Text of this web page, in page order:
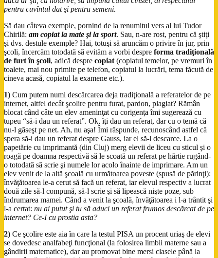
pentru cuvîntul dat şi pentru semeni.
Să dau câteva exemple, pornind de la renumitul vers al lui Tudor
Chirilă: am copiat la mate şi la sport. Sau, n-are rost, pentru că ştiţi
şi dvs. destule exemple? Hai, totuşi să aruncăm o privire în jur, prin
şcoli, încercăm totodată să evităm a vorbi despre forma tradiţională
de furt în şcoli, adică despre copiat (copiatul temelor, pe vremuri în
toalete, mai nou primite pe telefon, copiatul la lucrări, tema făcută de
cineva acasă, copiatul la examene etc.).
1) Cum putem numi descărcarea deja tradiţională a referatelor de pe
internet, altfel decât şcolire pentru furat, pardon, plagiat? Rămân
blocat când câte un elev ameninţat cu corigenţa îmi sugerează cu
tupeu “să-i dau un referat”. Ok, îţi dau un referat, dar cu o temă că
nu-l găseşt pe net. Ah, nu aşa! Îmi răspunde, recunoscând astfel că
spera să-i dau un referat despre Gauss, iar el să-l descarce. La o
papetărie cu imprimantă (din Cluj) merg elevii de liceu cu sticul şi o
roagă pe doamna respectivă să le scoată un referat pe hârtie rugând-
o totodată să scrie şi numele lor acolo înainte de imprimare. Am un
elev venit de la altă şcoală cu următoarea poveste (spusă de părinţi):
învăţătoarea le-a cerut să facă un referat, iar elevul respectiv a lucrat
două zile să-l compună, să-l scrie şi să lipească nişte poze, sub
îndrumarea mamei. Când a venit la şcoală, învăţătoarea i l-a trântit şi
l-a certat: nu ai putut şi tu să aduci un referat frumos descărcat de pe
internet? Ce-I cu prostia asta?
2) Ce şcolire este aia în care la testul PISA un procent uriaş de elevi
se dovedesc analfabeţi funcţional (la folosirea limbii materne sau a
gândirii matematice), dar au promovat bine mersi clasele până la